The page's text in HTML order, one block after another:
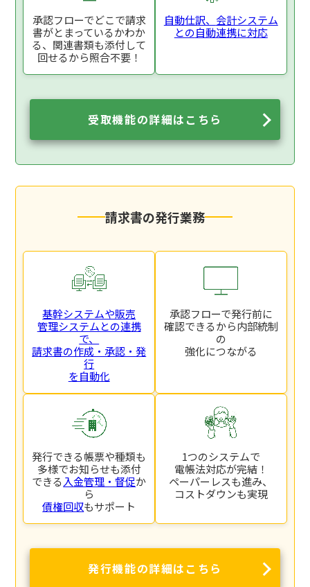
承認フローでどこで請求
書がとまっているかわか
る、関連書類も添付して
回せるから照合不要！
自動仕訳、 会計システム
との自動連携に対応
受取機能の詳細はこちら
請求書の発行業務
基幹システムや販売
管理システムとの連携
で、
請求書の作成・承認・発
行
を自動化
承認フローで発行前に
確認できるから内部統制
の
強化につながる
発行できる帳票や種類も
多様でお知らせも添付
できる入金管理・督促か
ら
債権回収もサポート
1つのシステムで
電帳法対応が完結！
ペーパーレスも進み、
コストダウンも実現
発行機能の詳細はこちら